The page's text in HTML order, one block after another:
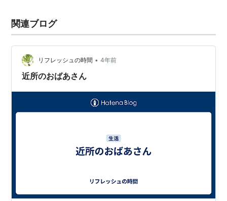
関連ブログ
リフレッシュの時間 • 4年前
近所のおばあさん